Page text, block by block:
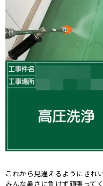
これから見違えるようにきれ
みんな暑さに負けず頑張って